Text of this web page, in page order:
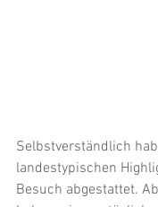
Selbstverständlich
landestypischen
Besuch abgestattet.